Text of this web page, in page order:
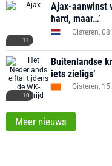
11
Ajax-aanwinst
hard, maar…’
Gisteren,
10
Buitenlandse
iets zieligs’
Gisteren,
Meer nieuws